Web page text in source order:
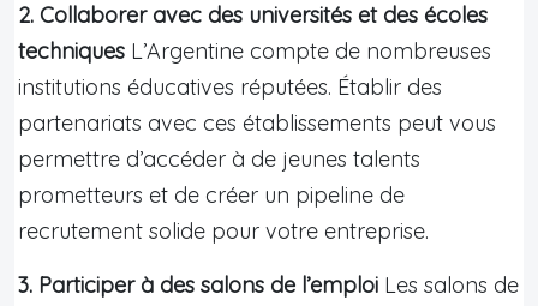
2. Collaborer avec des universités et des écoles
techniques L’Argentine compte de nombreuses
institutions éducatives réputées. Établir des
partenariats avec ces établissements peut vous
permettre d’accéder à de jeunes talents
prometteurs et de créer un pipeline de
recrutement solide pour votre entreprise.
3. Participer à des salons de l’emploi Les salons de